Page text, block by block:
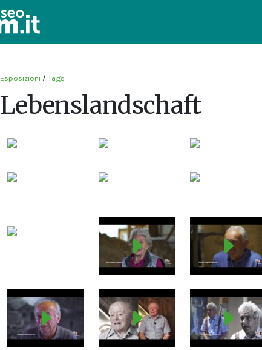
Esposizioni / Tags
Lebenslandschaft